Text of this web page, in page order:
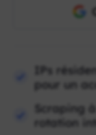
IPs
pour un
Scraping
rotation